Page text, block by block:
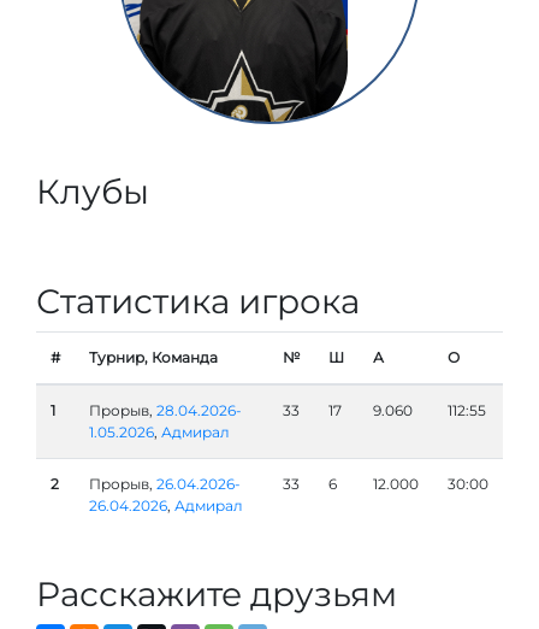
Клубы
Статистика игрока
# Турнир, Команда № Ш А О
1 Прорыв, 28.04.2026-
1.05.2026, Адмирал
33 17 9.060 112:55
2 Прорыв, 26.04.2026-
26.04.2026, Адмирал
33 6 12.000 30:00
Расскажите друзьям